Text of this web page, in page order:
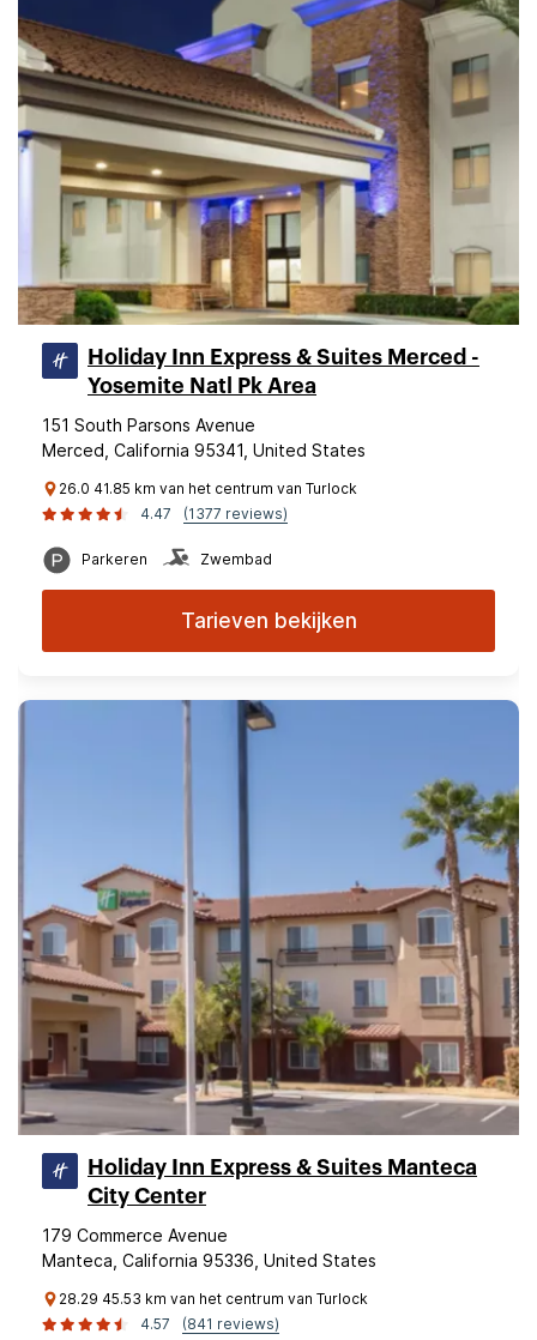
Holiday Inn Express & Suites Merced -
Yosemite Natl Pk Area
151 South Parsons Avenue
Merced, California 95341, United States
26.0 41.85 km van het centrum van Turlock
4.47
(1377 reviews)
Parkeren Zwembad
Tarieven bekijken
Holiday Inn Express & Suites Manteca
City Center
179 Commerce Avenue
Manteca, California 95336, United States
28.29 45.53 km van het centrum van Turlock
4.57
(841 reviews)